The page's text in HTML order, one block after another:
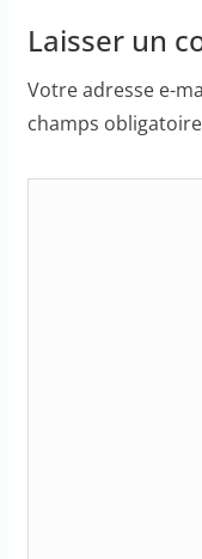
Laisser un
Votre adresse e-
champs